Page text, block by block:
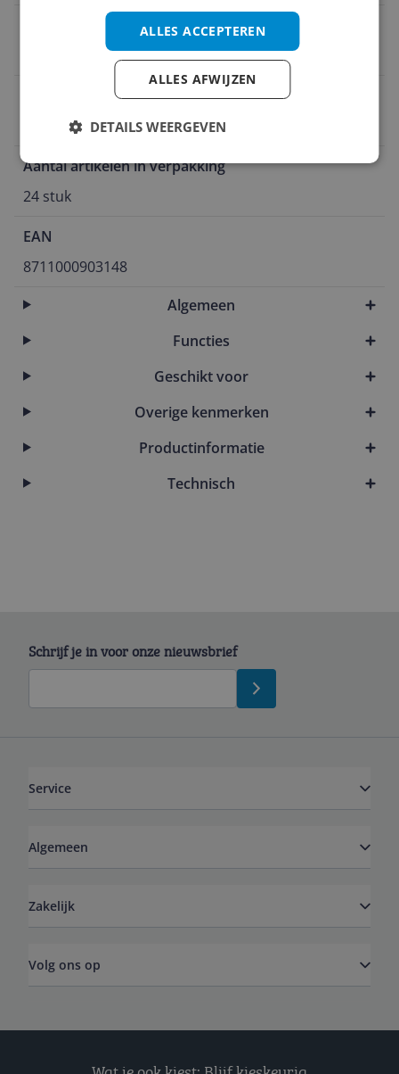
Verpakkingsinhoud
24x 250g filterkoffie
Aantal artikelen in verpakking
24 stuk
EAN
8711000903148
Algemeen
Functies
Geschikt voor
Overige kenmerken
Productinformatie
Technisch
Schrijf je in voor onze nieuwsbrief
Service
Algemeen
Zakelijk
Volg ons op
ALLES ACCEPTEREN
ALLES AFWIJZEN
DETAILS WEERGEVEN